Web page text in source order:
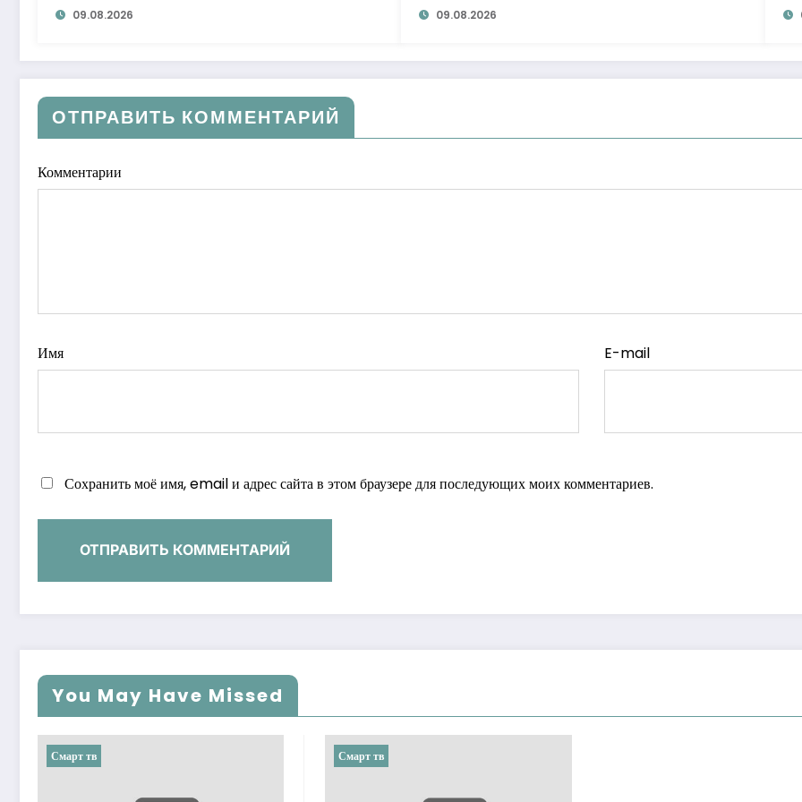
09.08.2026 09.08.2026
ОТПРАВИТЬ КОММЕНТАРИЙ
Комментарии
Имя E-mail
Сохранить моё имя, email и адрес сайта в этом браузере для последующих моих комментариев.
You May Have Missed
Смарт тв Смарт тв